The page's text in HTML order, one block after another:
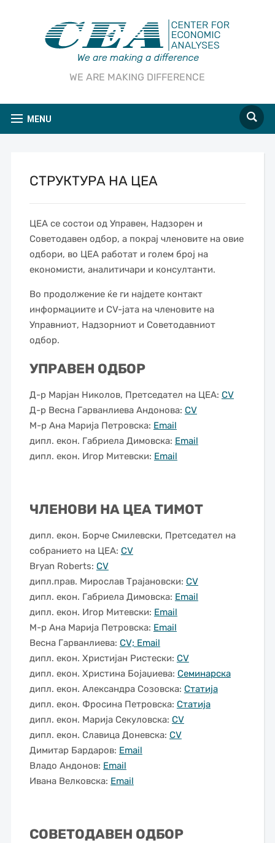
WE ARE MAKING DIFFERENCE
MENU
СТРУКТУРА НА ЦЕА
ЦЕА се состои од Управен, Надзорен и
Советодавен одбор, а покрај членовите на овие
одбори, во ЦЕА работат и голем број на
економисти, аналитичари и консултанти.
Во продолжение ќе ги најдете контакт
информациите и CV-јата на членовите на
Управниот, Надзорниот и Советодавниот
одбор.
УПРАВЕН ОДБОР
Д-р Марјан Николов, Претседател на ЦЕА: CV
Д-р Весна Гарванлиева Андонова: CV
М-р Ана Марија Петровска: Email
дипл. екон. Габриела Димовска: Email
дипл. екон. Игор Митевски: Email
ЧЛЕНОВИ НА ЦЕА ТИМОТ
дипл. екон. Борче Смилевски, Претседател на
собранието на ЦЕА: CV
Bryan Roberts: CV
дипл.прав. Мирослав Трајановски: CV
дипл. екон. Габриела Димовска: Email
дипл. екон. Игор Митевски: Email
М-р Ана Марија Петровска: Email
Весна Гарванлиева: CV; Email
дипл. екон. Христијан Ристески: CV
дипл. екон. Христина Бојаџиева: Семинарска
дипл. екон. Александра Созовска: Статија
дипл. екон. Фросина Петровска: Статија
дипл. екон. Марија Секуловска: CV
дипл. екон. Славица Доневска: CV
Димитар Бардаров: Email
Владо Андонов: Email
Ивана Велковска: Email
СОВЕТОДАВЕН ОДБОР